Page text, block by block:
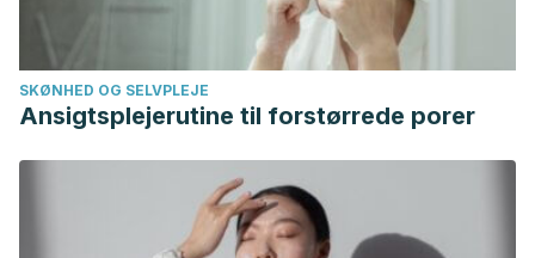
SKØNHED OG SELVPLEJE
Ansigtsplejerutine til forstørrede porer